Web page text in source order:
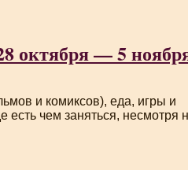
октября — 5
и комиксов), еда, игры и
есть чем заняться, несмотря